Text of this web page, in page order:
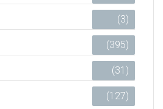
(3)
(395)
(31)
(127)